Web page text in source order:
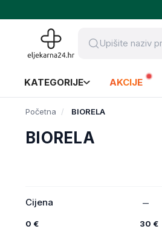
KATEGORIJE AKCIJE
Početna BIORELA
BIORELA
Cijena
0 € 30 €